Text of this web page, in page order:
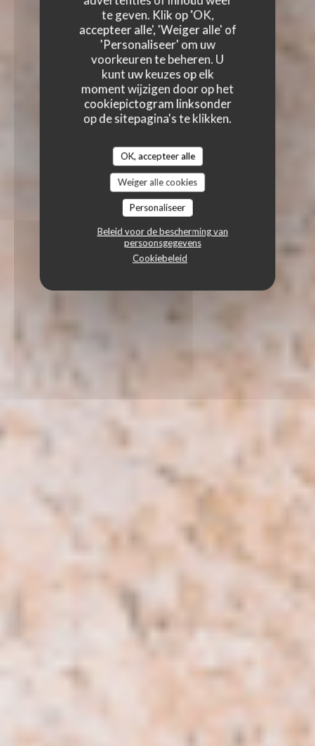
te geven. Klik op 'OK,
accepteer alle', 'Weiger alle' of
'Personaliseer' om uw
voorkeuren te beheren. U
kunt uw keuzes op elk
moment wijzigen door op het
cookiepictogram linksonder
op de sitepagina's te klikken.
OK, accepteer alle
Weiger alle cookies
Personaliseer
Beleid voor de bescherming van
persoonsgegevens
Cookiebeleid